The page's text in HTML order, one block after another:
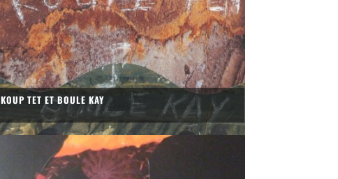
KOUP TET ET BOULE KAY